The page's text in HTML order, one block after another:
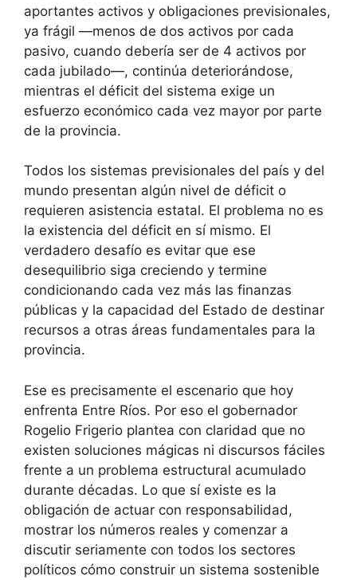
aportantes activos y obligaciones previsionales,
ya frágil —menos de dos activos por cada
pasivo, cuando debería ser de 4 activos por
cada jubilado—, continúa deteriorándose,
mientras el déficit del sistema exige un
esfuerzo económico cada vez mayor por parte
de la provincia.
Todos los sistemas previsionales del país y del
mundo presentan algún nivel de déficit o
requieren asistencia estatal. El problema no es
la existencia del déficit en sí mismo. El
verdadero desafío es evitar que ese
desequilibrio siga creciendo y termine
condicionando cada vez más las finanzas
públicas y la capacidad del Estado de destinar
recursos a otras áreas fundamentales para la
provincia.
Ese es precisamente el escenario que hoy
enfrenta Entre Ríos. Por eso el gobernador
Rogelio Frigerio plantea con claridad que no
existen soluciones mágicas ni discursos fáciles
frente a un problema estructural acumulado
durante décadas. Lo que sí existe es la
obligación de actuar con responsabilidad,
mostrar los números reales y comenzar a
discutir seriamente con todos los sectores
políticos cómo construir un sistema sostenible